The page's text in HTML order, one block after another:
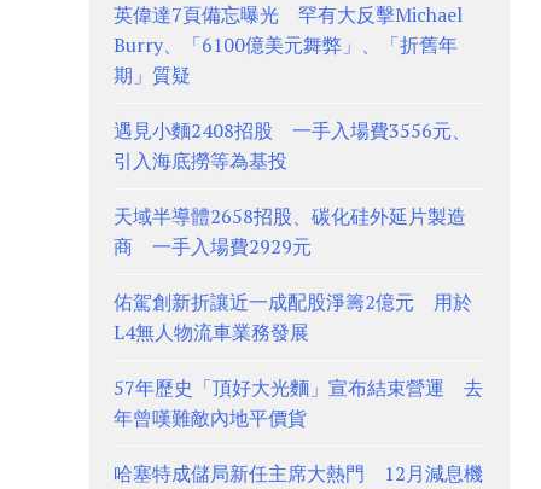
英偉達7頁備忘曝光 罕有大反擊Michael
Burry、「6100億美元舞弊」、「折舊年
期」質疑
遇見小麵2408招股 一手入場費3556元、
引入海底撈等為基投
天域半導體2658招股、碳化硅外延片製造
商 一手入場費2929元
佑駕創新折讓近一成配股淨籌2億元 用於
L4無人物流車業務發展
57年歷史「頂好大光麵」宣布結束營運 去
年曾嘆難敵內地平價貨
哈塞特成儲局新任主席大熱門 12月減息機